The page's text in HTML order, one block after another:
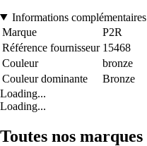
Informations complémentaires
Marque
P2R
Référence fournisseur 15468
Couleur
bronze
Couleur dominante
Bronze
Loading...
Loading...
Toutes nos marques